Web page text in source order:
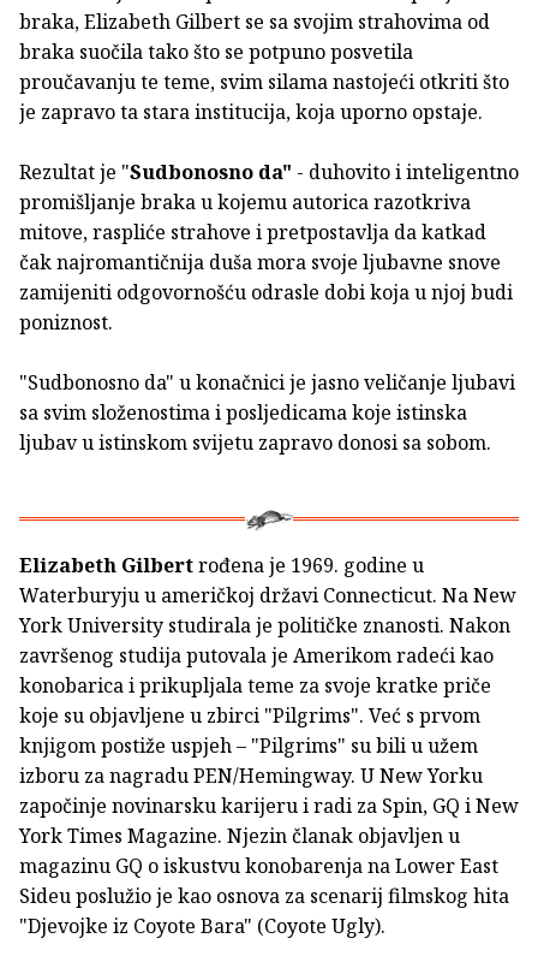
braka, Elizabeth Gilbert se sa svojim strahovima od
braka suočila tako što se potpuno posvetila
proučavanju te teme, svim silama nastojeći otkriti što
je zapravo ta stara institucija, koja uporno opstaje.
Rezultat je "Sudbonosno da" - duhovito i inteligentno
promišljanje braka u kojemu autorica razotkriva
mitove, raspliće strahove i pretpostavlja da katkad
čak najromantičnija duša mora svoje ljubavne snove
zamijeniti odgovornošću odrasle dobi koja u njoj budi
poniznost.
"Sudbonosno da" u konačnici je jasno veličanje ljubavi
sa svim složenostima i posljedicama koje istinska
ljubav u istinskom svijetu zapravo donosi sa sobom.
Elizabeth Gilbertrođena je 1969. godine u
Waterburyju u američkoj državi Connecticut. Na New
York University studirala je političke znanosti. Nakon
završenog studija putovala je Amerikom radeći kao
konobarica i prikupljala teme za svoje kratke priče
koje su objavljene u zbirci "Pilgrims". Već s prvom
knjigom postiže uspjeh – "Pilgrims" su bili u užem
izboru za nagradu PEN/Hemingway. U New Yorku
započinje novinarsku karijeru i radi za Spin, GQ i New
York Times Magazine. Njezin članak objavljen u
magazinu GQ o iskustvu konobarenja na Lower East
Sideu poslužio je kao osnova za scenarij filmskog hita
"Djevojke iz Coyote Bara" (Coyote Ugly).